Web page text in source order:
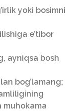
yoki bosimni
e’tibor
ayniqsa bosh
bog’lamang;
muhokama